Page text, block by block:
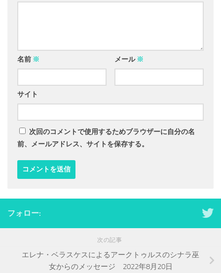
名前 ※ メール ※
サイト
次回のコメントで使用するためブラウザーに自分の名
前、メールアドレス、サイトを保存する。
フォロー:
次の記事
エレナ・ベラスケスによるアークトゥルスのシナラ巫
女からのメッセージ 2022年8月20日